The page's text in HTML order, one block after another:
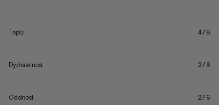
Teplo 4/6
Dýchatelnost 2/6
Odolnost. 2/6